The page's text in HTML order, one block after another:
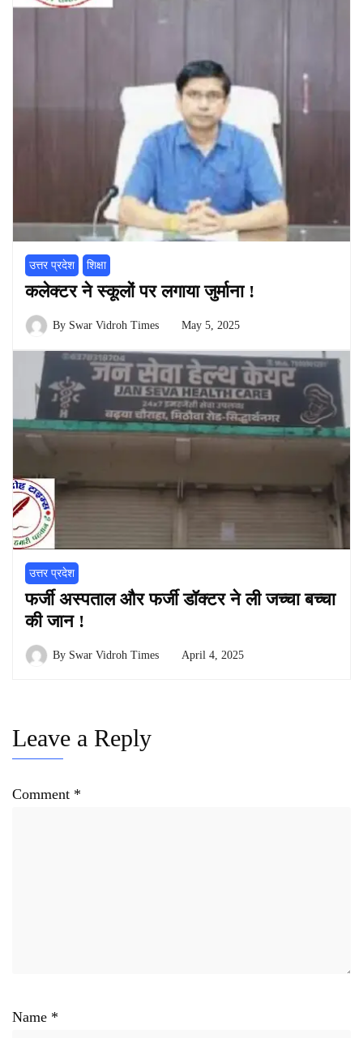
उत्तर प्रदेश शिक्षा
कलेक्टर ने स्कूलों पर लगाया जुर्माना !
By Swar Vidroh Times May 5, 2025
उत्तर प्रदेश
फर्जी अस्पताल और फर्जी डॉक्टर ने ली जच्चा बच्चा
की जान !
By Swar Vidroh Times April 4, 2025
Leave a Reply
Comment *
Name *